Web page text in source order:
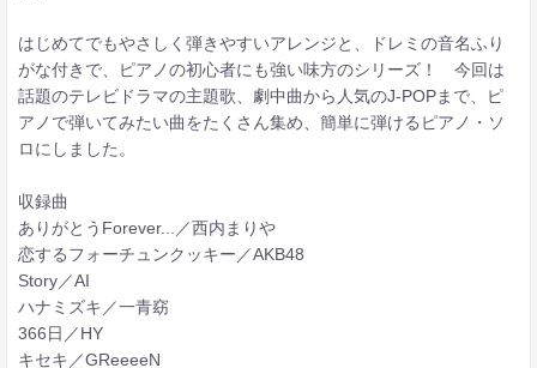
はじめてでもやさしく弾きやすいアレンジと、ドレミの音名ふり
がな付きで、ピアノの初心者にも強い味方のシリーズ！ 今回は
話題のテレビドラマの主題歌、劇中曲から人気のJ-POPまで、ピ
アノで弾いてみたい曲をたくさん集め、簡単に弾けるピアノ・ソ
ロにしました。
収録曲
ありがとうForever...／西内まりや
恋するフォーチュンクッキー／AKB48
Story／AI
ハナミズキ／一青窈
366日／HY
キセキ／GReeeeN